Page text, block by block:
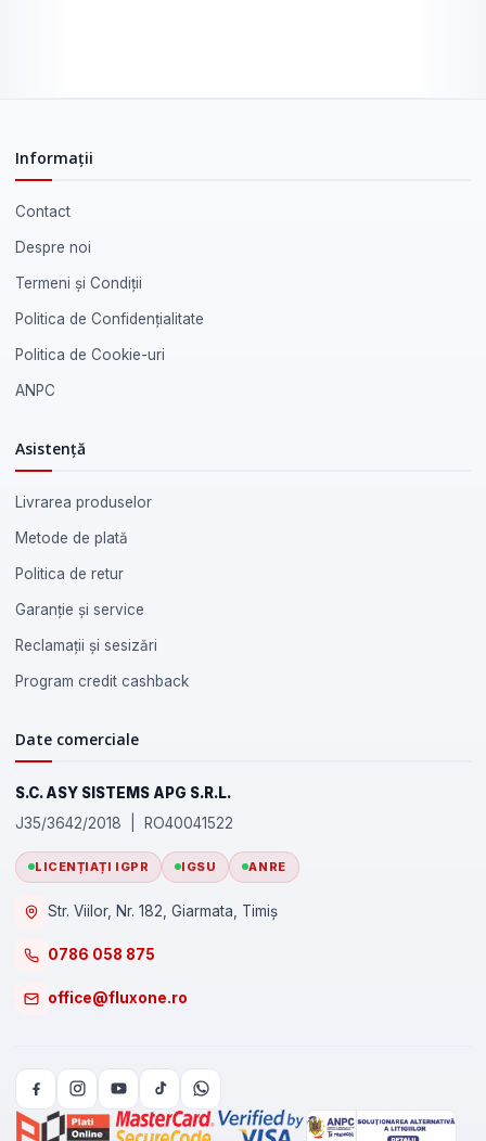
Informații
Contact
Despre noi
Termeni și Condiții
Politica de Confidențialitate
Politica de Cookie-uri
ANPC
Asistență
Livrarea produselor
Metode de plată
Politica de retur
Garanție și service
Reclamații și sesizări
Program credit cashback
Date comerciale
S.C. ASY SISTEMS APG S.R.L.
J35/3642/2018 | RO40041522
LICENȚIAȚI IGPR IGSU ANRE
Str. Viilor, Nr. 182, Giarmata, Timiș
0786 058 875
office@fluxone.ro